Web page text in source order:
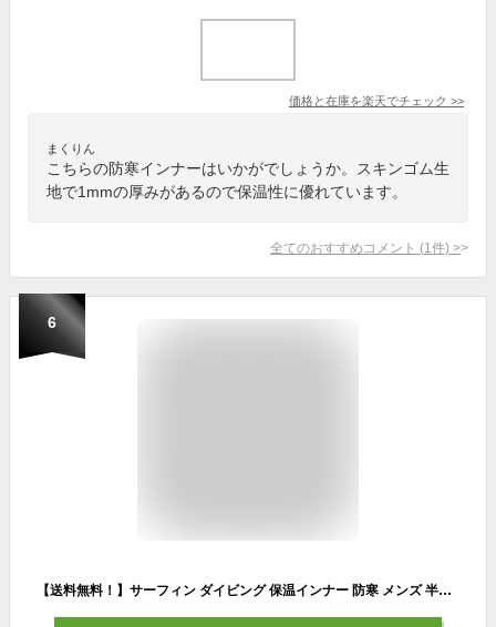
価格と在庫を楽天でチェック >>
まくりん
こちらの防寒インナーはいかがでしょうか。スキンゴム生
地で1mmの厚みがあるので保温性に優れています。
全てのおすすめコメント (1 件) >
6
【送料無料！】サーフィン ダイビング 保温インナー 防寒 メンズ 半袖＜ホットカプセル ヒートネオ＞ウェットスーツ ドライスーツ セミドライ 防寒インナー 起毛インナー ウェットインナー SUP 起毛 インナーウェア 保温 冷え対策 冬